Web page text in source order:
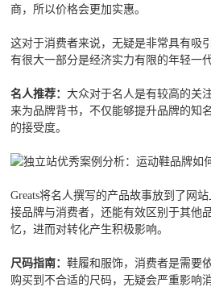
商，所以价格会更加实惠。
这对于消费者来说，无疑是非常具有吸
有很大一部分是经济实力有限的年轻一代
名人推荐：大众对于名人是有较高的关
来为品牌背书，不仅能够提升品牌的知
的接受度。
Greats将名人撰写的产品故事放到了网
接品牌与消费者，还能有效区别于其他
忆，进而对转化产生积极影响。
尺码指南：鞋履和服饰，消费者是需要
购买到不合适的尺码，无疑会严重影响